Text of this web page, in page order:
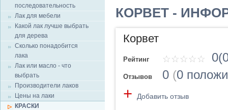
последовательность
Лак для мебели
Какой лак лучше выбрать
для дерева
Сколько понадобится
лака
Лак или масло - что
выбрать
Производители лаков
Цены на лаки
КРАСКИ
КОРВЕТ -
Корвет
Рейтинг
Отзывов 0 (0
+ Добавить отзыв